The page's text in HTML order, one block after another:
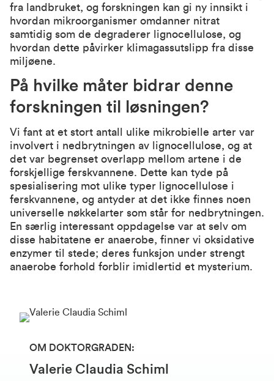
fra landbruket, og forskningen kan gi ny innsikt i
hvordan mikroorganismer omdanner nitrat
samtidig som de degraderer lignocellulose, og
hvordan dette påvirker klimagassutslipp fra disse
miljøene.
På hvilke måter bidrar denne
forskningen til løsningen?
Vi fant at et stort antall ulike mikrobielle arter var
involvert i nedbrytningen av lignocellulose, og at
det var begrenset overlapp mellom artene i de
forskjellige ferskvannene. Dette kan tyde på
spesialisering mot ulike typer lignocellulose i
ferskvannene, og antyder at det ikke finnes noen
universelle nøkkelarter som står for nedbrytningen.
En særlig interessant oppdagelse var at selv om
disse habitatene er anaerobe, finner vi oksidative
enzymer til stede; deres funksjon under strengt
anaerobe forhold forblir imidlertid et mysterium.
OM DOKTORGRADEN:
Valerie Claudia Schiml